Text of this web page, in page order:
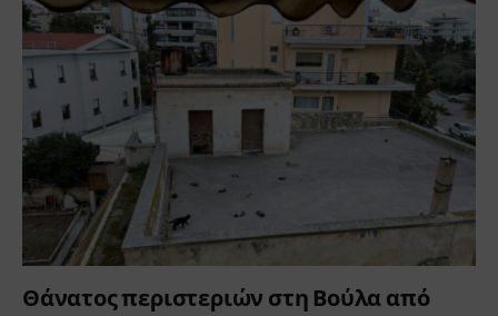
Θάνατος περιστεριών στη Βούλα από